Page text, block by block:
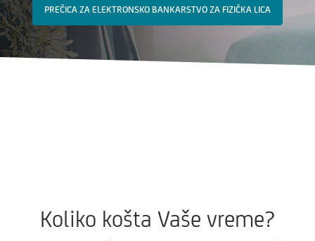
PREČICA ZA ELEKTRONSKO BANKARSTVO ZA FIZIČKA LICA
Koliko košta Vaše vreme?